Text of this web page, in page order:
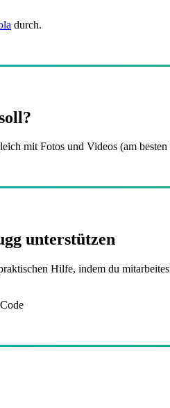
durch.
mit Fotos und Videos (am
unterstützen
Hilfe, indem du